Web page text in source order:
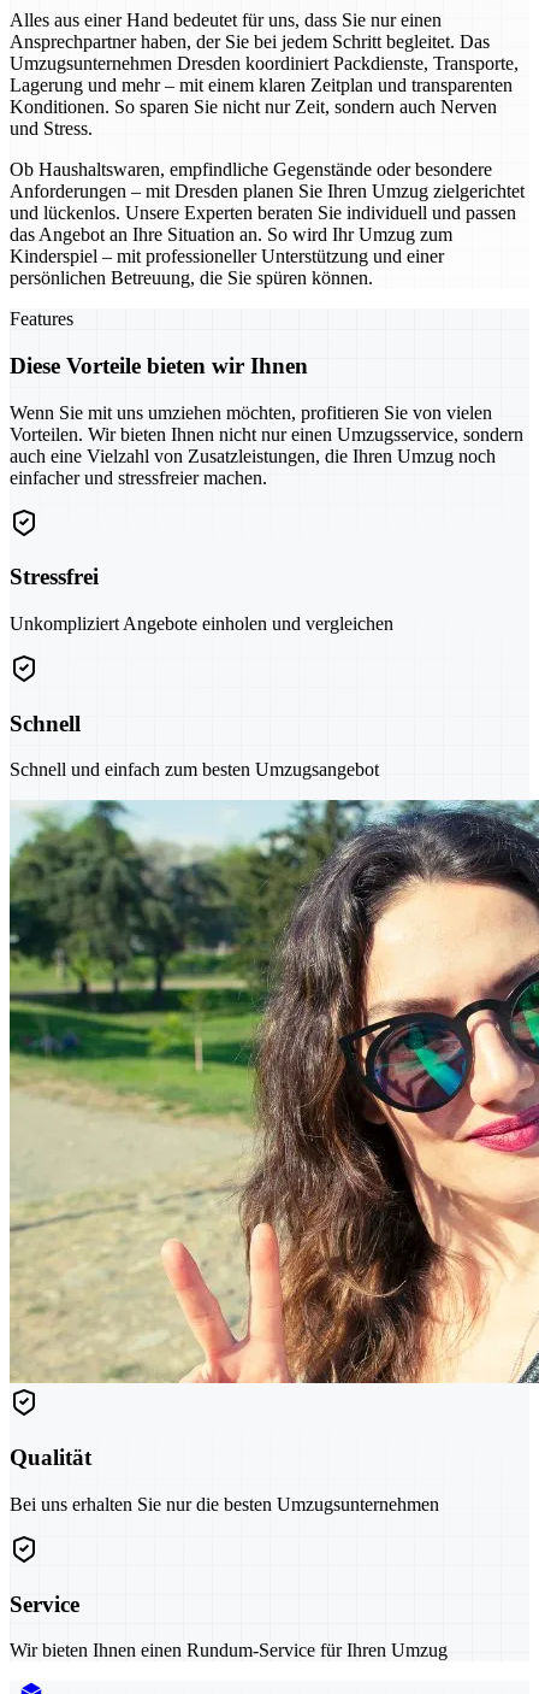
Alles aus einer Hand bedeutet für uns, dass Sie nur einen
Ansprechpartner haben, der Sie bei jedem Schritt begleitet. Das
Umzugsunternehmen Dresden koordiniert Packdienste, Transporte,
Lagerung und mehr – mit einem klaren Zeitplan und transparenten
Konditionen. So sparen Sie nicht nur Zeit, sondern auch Nerven
und Stress.
Ob Haushaltswaren, empfindliche Gegenstände oder besondere
Anforderungen – mit Dresden planen Sie Ihren Umzug zielgerichtet
und lückenlos. Unsere Experten beraten Sie individuell und passen
das Angebot an Ihre Situation an. So wird Ihr Umzug zum
Kinderspiel – mit professioneller Unterstützung und einer
persönlichen Betreuung, die Sie spüren können.
Features
Diese Vorteile bieten wir Ihnen
Wenn Sie mit uns umziehen möchten, profitieren Sie von vielen
Vorteilen. Wir bieten Ihnen nicht nur einen Umzugsservice, sondern
auch eine Vielzahl von Zusatzleistungen, die Ihren Umzug noch
einfacher und stressfreier machen.
Stressfrei
Unkompliziert Angebote einholen und vergleichen
Schnell
Schnell und einfach zum besten Umzugsangebot
Qualität
Bei uns erhalten Sie nur die besten Umzugsunternehmen
Service
Wir bieten Ihnen einen Rundum-Service für Ihren Umzug